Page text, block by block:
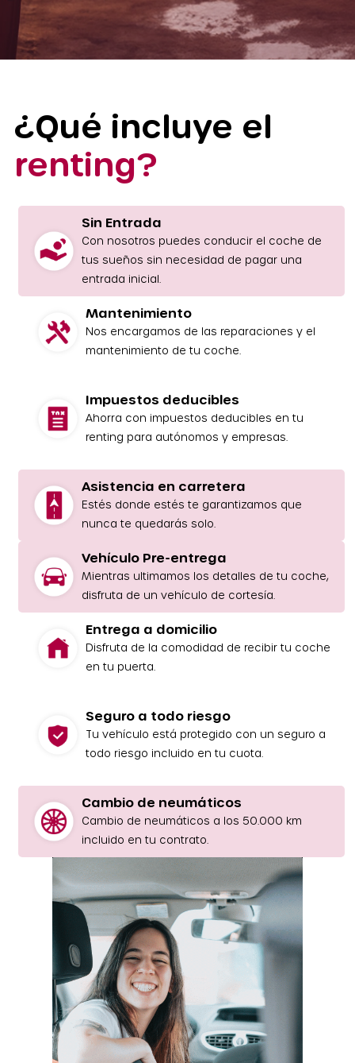
¿Qué incluye el
renting?
Sin Entrada
Con nosotros puedes conducir el coche de
tus sueños sin necesidad de pagar una
entrada inicial.
Mantenimiento
Nos encargamos de las reparaciones y el
mantenimiento de tu coche.
Impuestos deducibles
Ahorra con impuestos deducibles en tu
renting para autónomos y empresas.
Asistencia en carretera
Estés donde estés te garantizamos que
nunca te quedarás solo.
Vehículo Pre-entrega
Mientras ultimamos los detalles de tu coche,
disfruta de un vehículo de cortesía.
Entrega a domicilio
Disfruta de la comodidad de recibir tu coche
en tu puerta.
Seguro a todo riesgo
Tu vehículo está protegido con un seguro a
todo riesgo incluido en tu cuota.
Cambio de neumáticos
Cambio de neumáticos a los 50.000 km
incluido en tu contrato.